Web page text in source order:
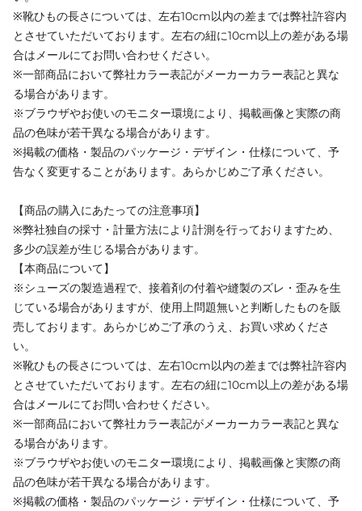
※靴ひもの長さについては、左右10cm以内の差までは弊社許容内
とさせていただいております。左右の紐に10cm以上の差がある場
合はメールにてお問い合わせください。
※一部商品において弊社カラー表記がメーカーカラー表記と異な
る場合があります。
※ブラウザやお使いのモニター環境により、掲載画像と実際の商
品の色味が若干異なる場合があります。
※掲載の価格・製品のパッケージ・デザイン・仕様について、予
告なく変更することがあります。あらかじめご了承ください。
【商品の購入にあたっての注意事項】
※弊社独自の採寸・計量方法により計測を行っておりますため、
多少の誤差が生じる場合があります。
【本商品について】
※シューズの製造過程で、接着剤の付着や縫製のズレ・歪みを生
じている場合がありますが、使用上問題無いと判断したものを販
売しております。あらかじめご了承のうえ、お買い求めくださ
い。
※靴ひもの長さについては、左右10cm以内の差までは弊社許容内
とさせていただいております。左右の紐に10cm以上の差がある場
合はメールにてお問い合わせください。
※一部商品において弊社カラー表記がメーカーカラー表記と異な
る場合があります。
※ブラウザやお使いのモニター環境により、掲載画像と実際の商
品の色味が若干異なる場合があります。
※掲載の価格・製品のパッケージ・デザイン・仕様について、予